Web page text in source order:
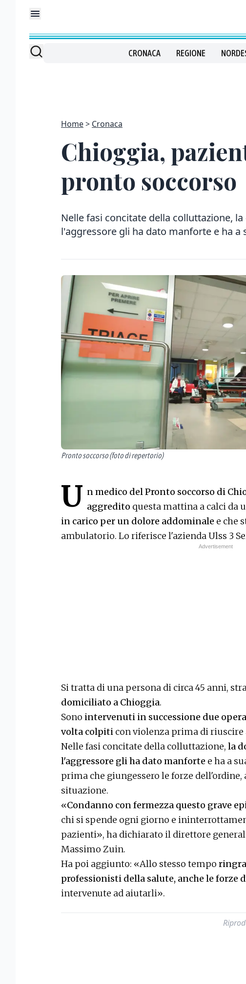
CRONACA REGIONE
Home Cronaca
Chioggia,
pronto soccorso
Nelle fasi concitate della colluttazione,
l'aggressore gli ha dato manforte e ha
Pronto soccorso (foto di repertorio)
U n medico del Pronto soccorso di
aggredito questa mattina a calci da
in carico per un dolore addominale e che
ambulatorio. Lo riferisce l'azienda Ulss 3
Si tratta di una persona di circa 45 anni,
domiciliato a Chioggia.
Sono intervenuti in successione due
volta colpiti con violenza prima di
Nelle fasi concitate della colluttazione, la
l'aggressore gli ha dato manforte e ha a
prima che giungessero le forze
situazione.
«Condanno con fermezza questo grave
chi si spende ogni giorno e
pazienti», ha dichiarato il direttore
Massimo Zuin.
Ha poi aggiunto: «Allo stesso tempo
professionisti della salute, anche le forze
intervenute ad aiutarli».